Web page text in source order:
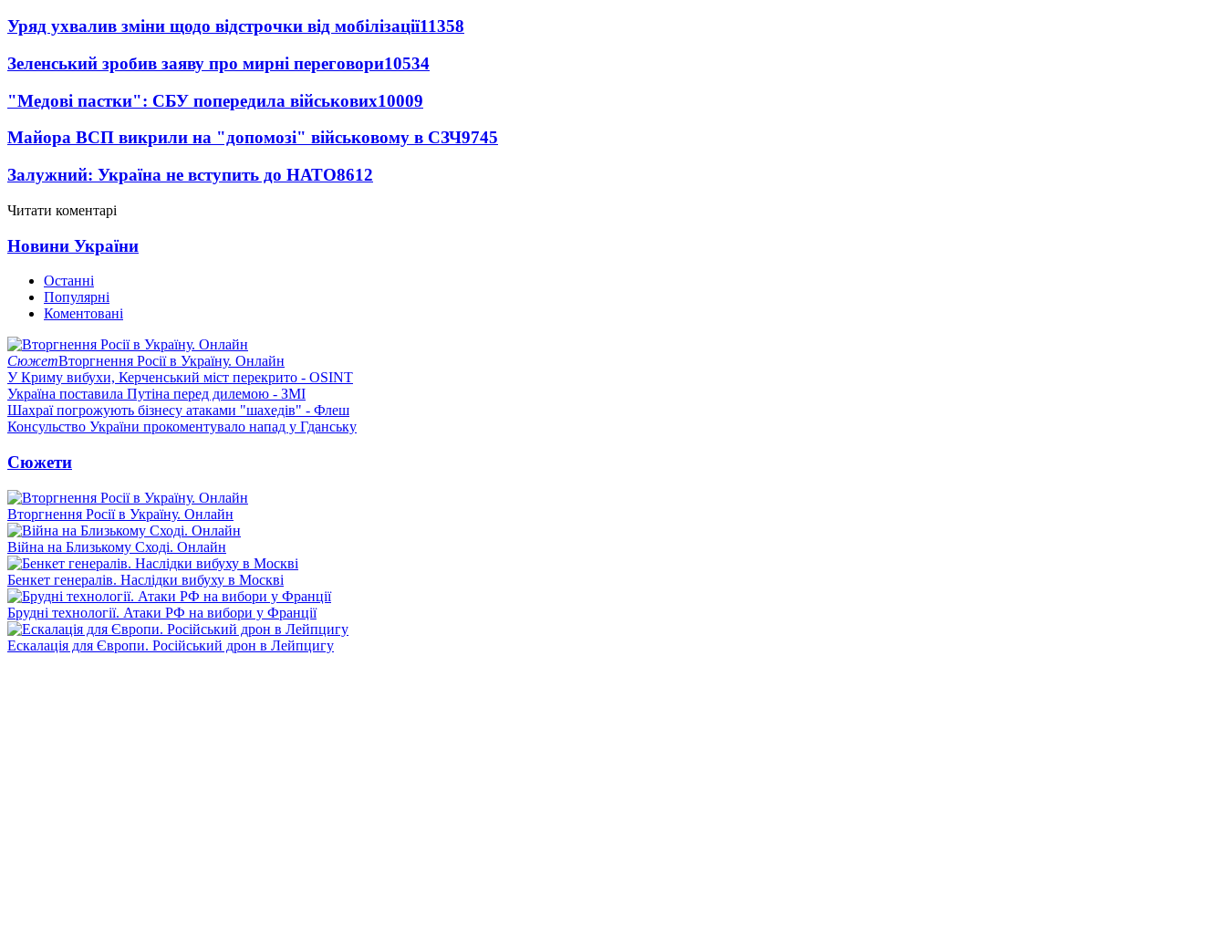
Уряд ухвалив зміни щодо відстрочки від мобілізації11358
Зеленський зробив заяву про мирні переговори10534
"Медові пастки": СБУ попередила військових10009
Майора ВСП викрили на "допомозі" військовому в СЗЧ9745
Залужний: Україна не вступить до НАТО8612
Читати коментарі
Новини України
Останні
Популярні
Коментовані
СюжетВторгнення Росії в Україну. Онлайн
У Криму вибухи, Керченський міст перекрито - OSINT
Україна поставила Путіна перед дилемою - ЗМІ
Шахраї погрожують бізнесу атаками "шахедів" - Флеш
Консульство України прокоментувало напад у Гданську
Сюжети
Вторгнення Росії в Україну. Онлайн
Війна на Близькому Сході. Онлайн
Бенкет генералів. Наслідки вибуху в Москві
Брудні технології. Атаки РФ на вибори у Франції
Ескалація для Європи. Російський дрон в Лейпцигу